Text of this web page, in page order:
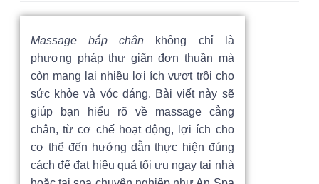
Massage bắp chân không chỉ là
phương pháp thư giãn đơn thuần mà
còn mang lại nhiều lợi ích vượt trội cho
sức khỏe và vóc dáng. Bài viết này sẽ
giúp bạn hiểu rõ về massage cẳng
chân, từ cơ chế hoạt động, lợi ích cho
cơ thể đến hướng dẫn thực hiện đúng
cách để đạt hiệu quả tối ưu ngay tại nhà